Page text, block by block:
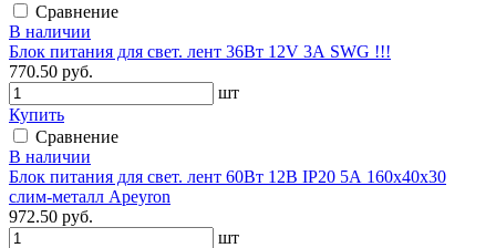
Сравнение
В наличии
Блок питания для свет. лент 36Вт 12V 3А SWG !!!
770.50 руб.
шт
Купить
Сравнение
В наличии
Блок питания для свет. лент 60Вт 12В IP20 5А 160х40х30
слим-металл Apeyron
972.50 руб.
шт